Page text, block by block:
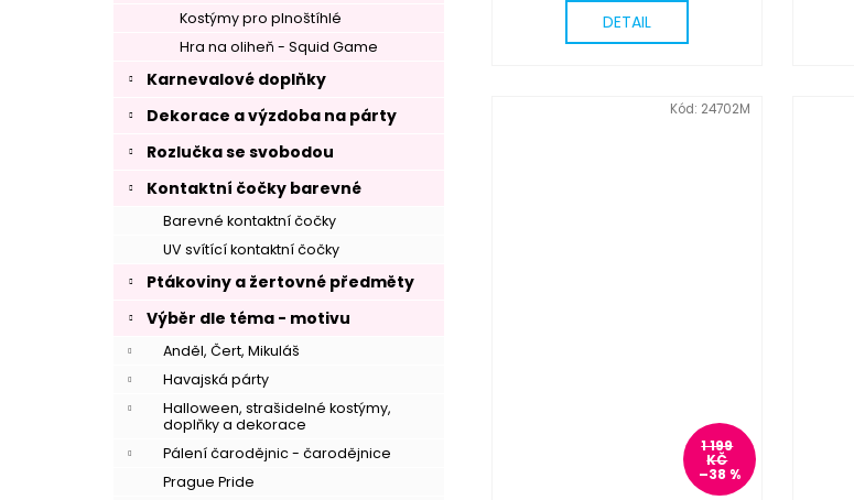
Kostýmy pro plnoštíhlé
Hra na oliheň - Squid Game
Karnevalové doplňky
Dekorace a výzdoba na párty
Rozlučka se svobodou
Kontaktní čočky barevné
Barevné kontaktní čočky
UV svítící kontaktní čočky
Ptákoviny a žertovné předměty
Výběr dle téma - motivu
Anděl, Čert, Mikuláš
Havajská párty
Halloween, strašidelné kostýmy,
doplňky a dekorace
Pálení čarodějnic - čarodějnice
Prague Pride
DETAIL
1 199
KČ
–38 %
Kód: 24702M